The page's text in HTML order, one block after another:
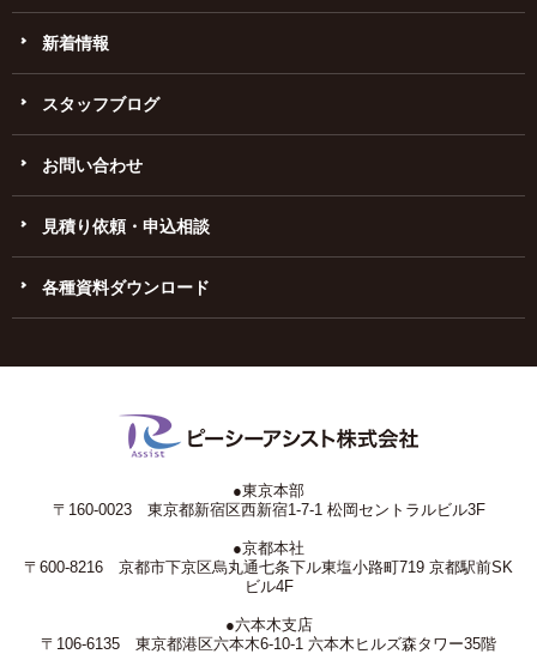
新着情報
スタッフブログ
お問い合わせ
見積り依頼・申込相談
各種資料ダウンロード
●東京本部
〒160-0023 東京都新宿区西新宿1-7-1 松岡セントラルビル3F
●京都本社
〒600-8216 京都市下京区烏丸通七条下ル東塩小路町719 京都駅前SK
ビル4F
●六本木支店
〒106-6135 東京都港区六本木6-10-1 六本木ヒルズ森タワー35階